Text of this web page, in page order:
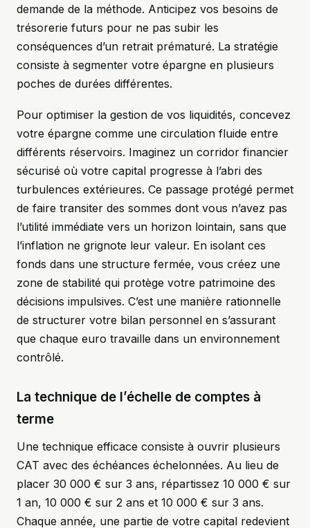
demande de la méthode. Anticipez vos besoins de
trésorerie futurs pour ne pas subir les
conséquences d’un retrait prématuré. La stratégie
consiste à segmenter votre épargne en plusieurs
poches de durées différentes.
Pour optimiser la gestion de vos liquidités, concevez
votre épargne comme une circulation fluide entre
différents réservoirs. Imaginez un corridor financier
sécurisé où votre capital progresse à l’abri des
turbulences extérieures. Ce passage protégé permet
de faire transiter des sommes dont vous n’avez pas
l’utilité immédiate vers un horizon lointain, sans que
l’inflation ne grignote leur valeur. En isolant ces
fonds dans une structure fermée, vous créez une
zone de stabilité qui protège votre patrimoine des
décisions impulsives. C’est une manière rationnelle
de structurer votre bilan personnel en s’assurant
que chaque euro travaille dans un environnement
contrôlé.
La technique de l’échelle de comptes à
terme
Une technique efficace consiste à ouvrir plusieurs
CAT avec des échéances échelonnées. Au lieu de
placer 30 000 € sur 3 ans, répartissez 10 000 € sur
1 an, 10 000 € sur 2 ans et 10 000 € sur 3 ans.
Chaque année, une partie de votre capital redevient